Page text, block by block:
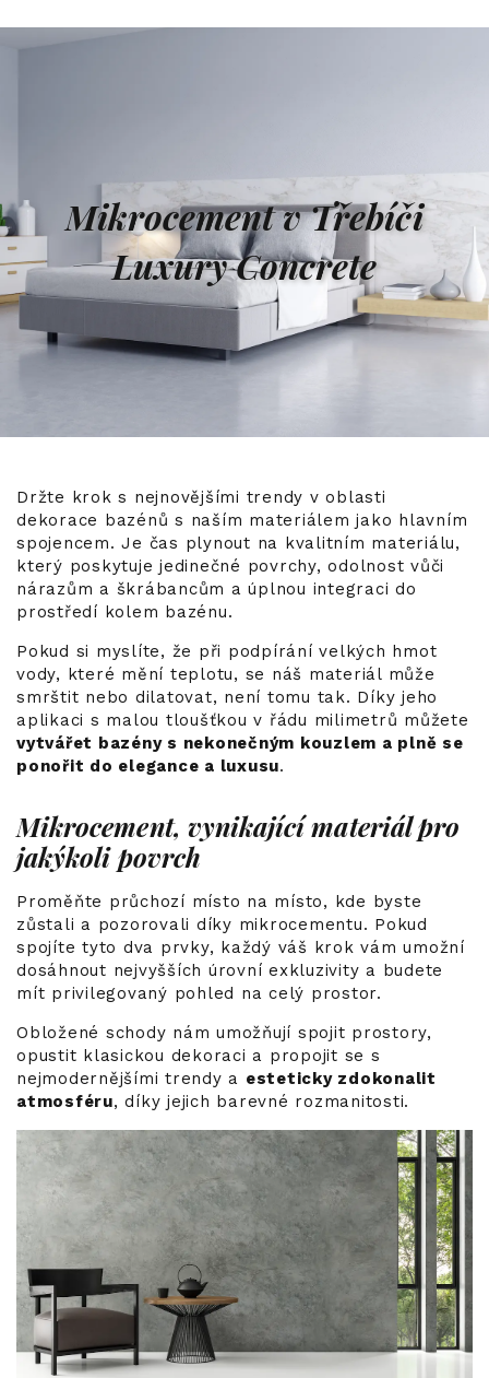
Mikrocement v Třebíči
Luxury Concrete
Držte krok s nejnovějšími trendy v oblasti
dekorace bazénů s naším materiálem jako hlavním
spojencem. Je čas plynout na kvalitním materiálu,
který poskytuje jedinečné povrchy, odolnost vůči
nárazům a škrábancům a úplnou integraci do
prostředí kolem bazénu.
Pokud si myslíte, že při podpírání velkých hmot
vody, které mění teplotu, se náš materiál může
smrštit nebo dilatovat, není tomu tak. Díky jeho
aplikaci s malou tloušťkou v řádu milimetrů můžete
vytvářet bazény s nekonečným kouzlem a plně se
ponořit do elegance a luxusu.
Mikrocement, vynikající materiál pro
jakýkoli povrch
Proměňte průchozí místo na místo, kde byste
zůstali a pozorovali díky mikrocementu. Pokud
spojíte tyto dva prvky, každý váš krok vám umožní
dosáhnout nejvyšších úrovní exkluzivity a budete
mít privilegovaný pohled na celý prostor.
Obložené schody nám umožňují spojit prostory,
opustit klasickou dekoraci a propojit se s
nejmodernějšími trendy a esteticky zdokonalit
atmosféru, díky jejich barevné rozmanitosti.